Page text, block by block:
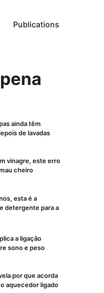
Publications
ainda têm
de lavadas
vinagre, este erro
cheiro
esta é a
detergente para a
a ligação
sono e peso
por que acorda
aquecedor ligado